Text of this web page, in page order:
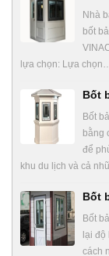
Nhà
bốt
lựa chọn: Lựa
Bốt
Bốt
bằng
để
khu du lịch và cả
Bốt
Bốt
lại
cách